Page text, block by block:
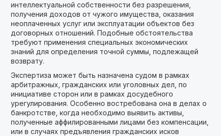
интеллектуальной собственности без разрешения,
получения доходов от чужого имущества, оказания
неоплаченных услуг или эксплуатации объектов без
договорных отношений. Подобные обстоятельства
требуют применения специальных экономических
знаний для определения точной суммы, подлежащей
возврату.
Экспертиза может быть назначена судом в рамках
арбитражных, гражданских или уголовных дел, по
инициативе сторон или в рамках досудебного
урегулирования. Особенно востребована она в делах о
банкротстве, когда необходимо выявить активы,
полученные аффилированными лицами без компенсации,
или в случаях предъявления гражданских исков